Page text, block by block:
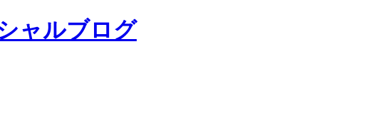
ャルブログ